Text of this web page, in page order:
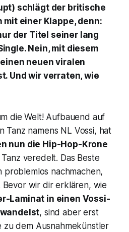
schlägt der britische
mit einer Klappe, denn:
der Titel seiner lang
Nein, mit diesem
neuen viralen
Und wir verraten, wie
die Welt! Aufbauend auf
Tanz namens NL Vossi, hat
nun die Hip-Hop-Krone
veredelt. Das Beste
problemlos nachmachen,
Bevor wir dir erklären, wie
Laminat in einen Vossi-
, sind aber erst
zu dem Ausnahmekünstler